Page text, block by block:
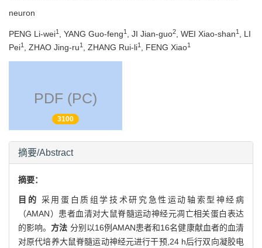
neuron
PENG Li-wei1 , YANG Guo-feng1 , JI Jian-guo2 , WEI Xiao-shan1
, LI
Pei1 , ZHAO Jing-ru1 , ZHANG Rui-li1 , FENG Xiao1
PDF (PC)
3100
摘要/Abstract
摘要：
目的采用蛋白质组学技术研究急性运动轴索型神经病
（AMAN）患者血清对大鼠脊髓运动神经元凋亡相关蛋白表达
的影响。方法分别以16例AMAN患者和16名健康献血者的血清